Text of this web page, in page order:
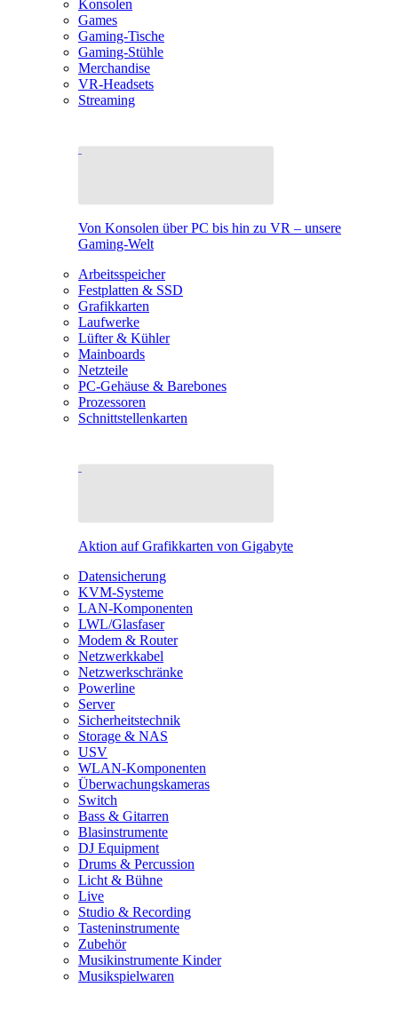
Konsolen
Games
Gaming-Tische
Gaming-Stühle
Merchandise
VR-Headsets
Streaming
Von Konsolen über PC bis hin zu VR – unsere
Gaming-Welt
Arbeitsspeicher
Festplatten & SSD
Grafikkarten
Laufwerke
Lüfter & Kühler
Mainboards
Netzteile
PC-Gehäuse & Barebones
Prozessoren
Schnittstellenkarten
Aktion auf Grafikkarten von Gigabyte
Datensicherung
KVM-Systeme
LAN-Komponenten
LWL/Glasfaser
Modem & Router
Netzwerkkabel
Netzwerkschränke
Powerline
Server
Sicherheitstechnik
Storage & NAS
USV
WLAN-Komponenten
Überwachungskameras
Switch
Bass & Gitarren
Blasinstrumente
DJ Equipment
Drums & Percussion
Licht & Bühne
Live
Studio & Recording
Tasteninstrumente
Zubehör
Musikinstrumente Kinder
Musikspielwaren